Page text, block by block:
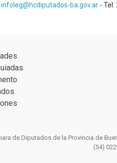
infoleg@hcdiputados-ba.gov.ar - Tel:
de Diputados de la Provincia de
(54)